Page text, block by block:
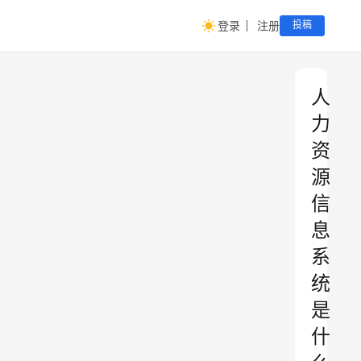
登录 注册 投稿
人
力
资
源
信
息
系
统
是
什